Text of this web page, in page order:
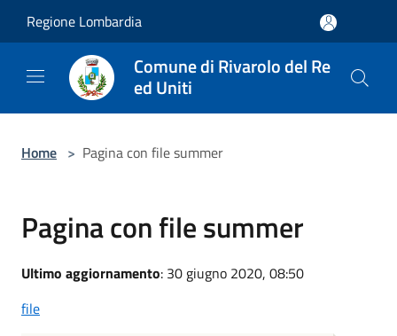
Regione Lombardia
Comune di Rivarolo del Re
ed Uniti
Home > Pagina con file summer
Pagina con file summer
Ultimo aggiornamento: 30 giugno 2020, 08:50
file